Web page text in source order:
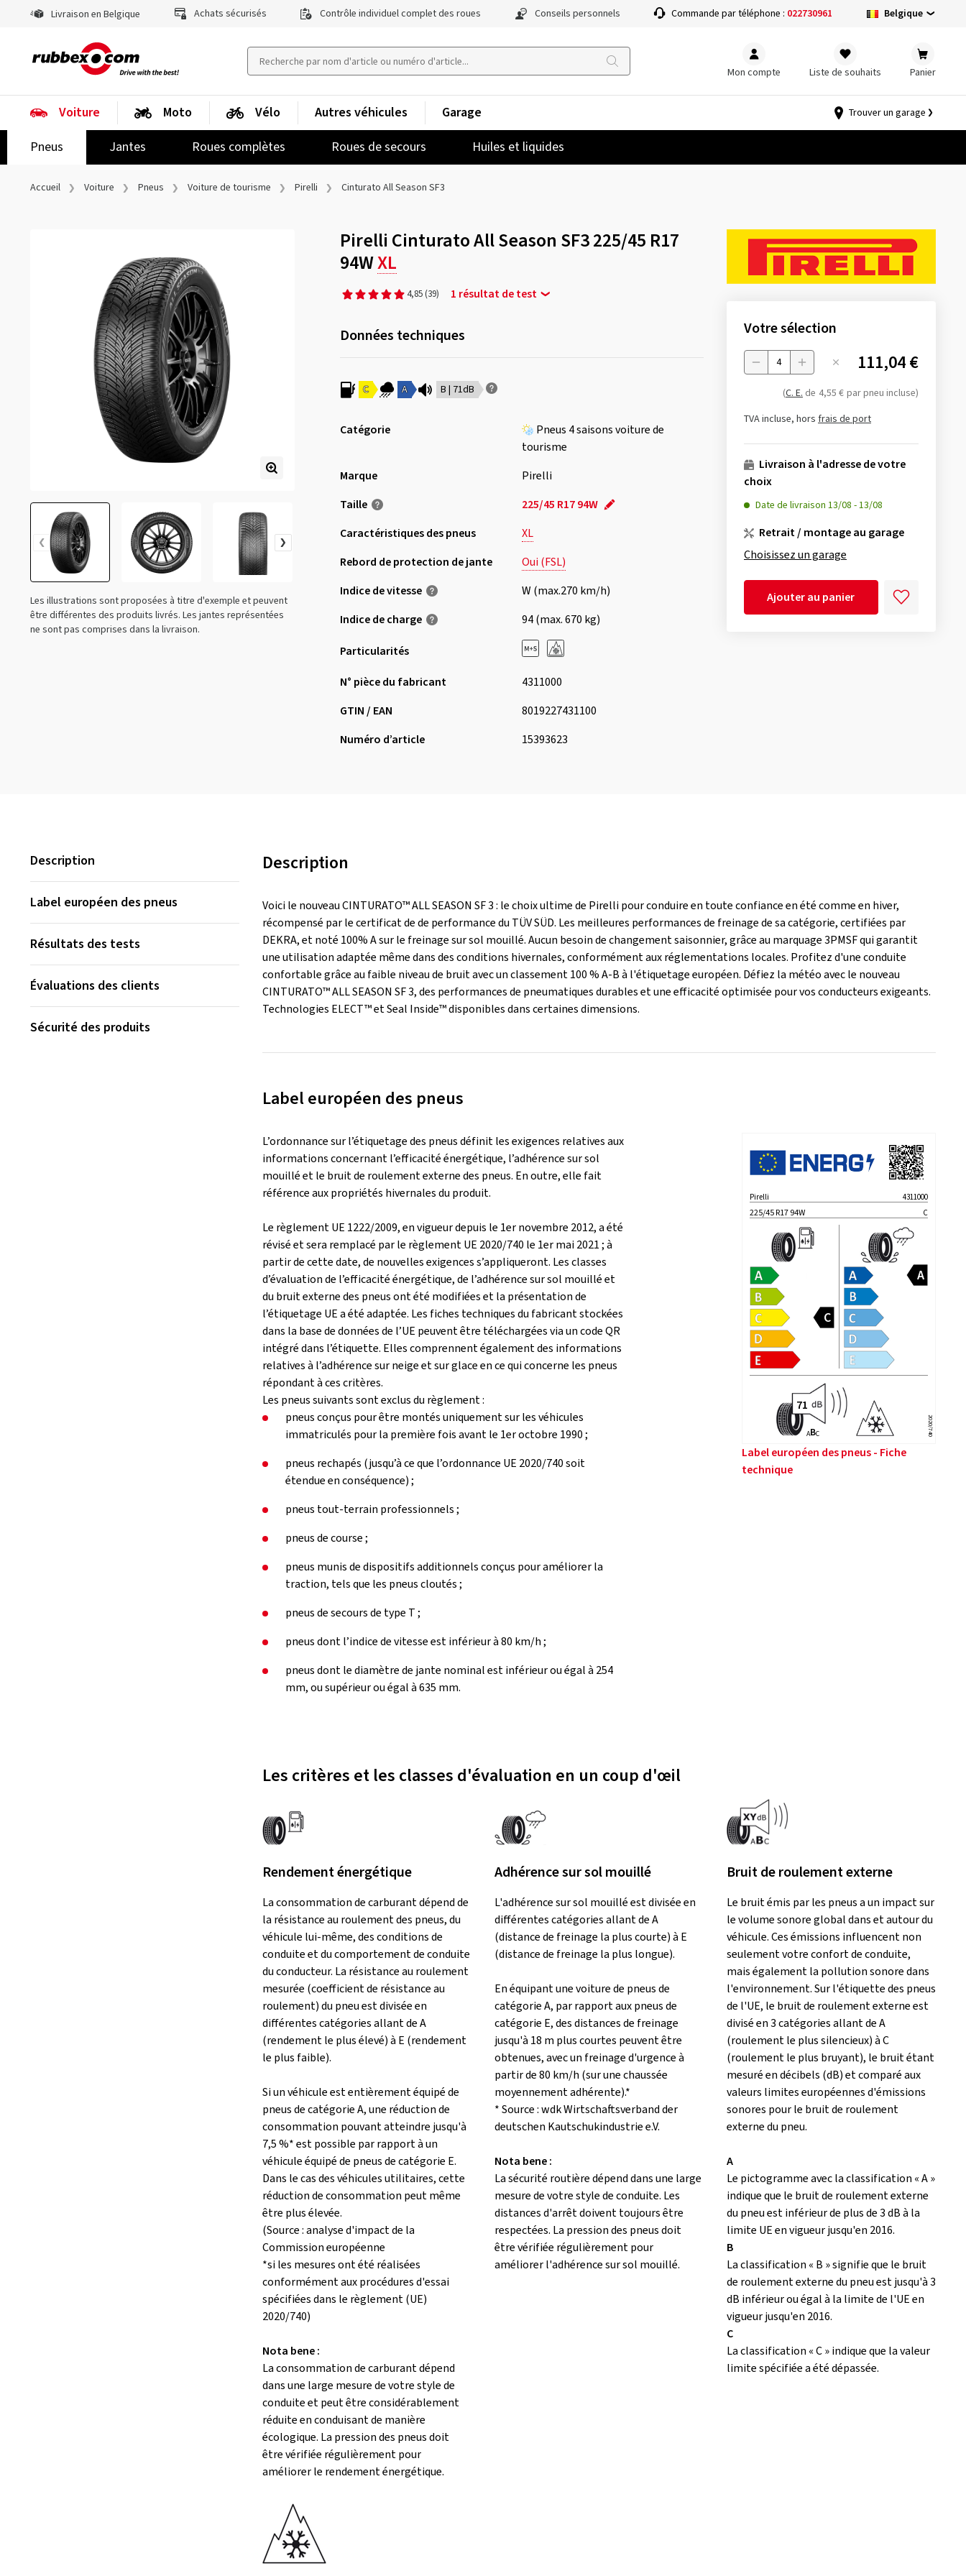
Livraison en Belgique Achats sécurisés Contrôle individuel complet des roues Conseils personnels Commande par téléphone : 022730961 Belgique
Mon compte Liste de souhaits Panier
Voiture
Pneus
Jantes Roues complètes Roues de secours Huiles et liquides
Moto Vélo Autres véhicules Garage Trouver un garage
Accueil Voiture Pneus Voiture de tourisme Pirelli Cinturato All Season SF3
Les illustrations sont proposées à titre d'exemple et peuvent
être différentes des produits livrés. Les jantes représentées
ne sont pas comprises dans la livraison.
Pirelli Cinturato All Season SF3 225/45 R17
94WXL
4,85 (39) 1 résultat de test
Données techniques
C A B | 71dB
Catégorie
Pneus 4 saisons voiture de
tourisme
Marque
Pirelli
Taille
225/45 R17 94W
Caractéristiques des pneus
XL
Rebord de protection de jante
Oui (FSL)
Indice de vitesse
W (max.270 km/h)
Indice de charge
94 (max. 670 kg)
Particularités
N° pièce du fabricant
4311000
GTIN / EAN
8019227431100
Numéro d’article
15393623
Votre sélection
Menge 111,04 €
(C. E.de 4,55 € par pneu incluse)
TVA incluse, hors frais de port
Livraison à l'adresse de votre
choix
Date de livraison 13/08 -13/08
Retrait / montage au garage
Choisissez un garage
Ajouter au panier
Description
Label européen des pneus
Résultats des tests
Évaluations des clients
Sécurité des produits
Description
Voici le nouveau CINTURATO™ ALL SEASON SF 3 : le choix ultime de Pirelli pour conduire en toute confiance en été comme en hiver,
récompensé par le certificat de de performance du TÜV SÜD. Les meilleures performances de freinage de sa catégorie, certifiées par
DEKRA, et noté 100% A sur le freinage sur sol mouillé. Aucun besoin de changement saisonnier, grâce au marquage 3PMSF qui garantit
une utilisation adaptée même dans des conditions hivernales, conformément aux réglementations locales. Profitez d'une conduite
confortable grâce au faible niveau de bruit avec un classement 100 % A-B à l'étiquetage européen. Défiez la météo avec le nouveau
CINTURATO™ ALL SEASON SF 3, des performances de pneumatiques durables et une efficacité optimisée pour vos conducteurs exigeants.
Technologies ELECT™ et Seal Inside™ disponibles dans certaines dimensions.
Label européen des pneus
L’ordonnance sur l’étiquetage des pneus définit les exigences relatives aux
informations concernant l’efficacité énergétique, l’adhérence sur sol
mouillé et le bruit de roulement externe des pneus. En outre, elle fait
référence aux propriétés hivernales du produit.
Le règlement UE 1222/2009, en vigueur depuis le 1er novembre 2012, a été
révisé et sera remplacé par le règlement UE 2020/740 le 1er mai 2021 ; à
partir de cette date, de nouvelles exigences s’appliqueront. Les classes
d’évaluation de l’efficacité énergétique, de l’adhérence sur sol mouillé et
du bruit externe des pneus ont été modifiées et la présentation de
l’étiquetage UE a été adaptée. Les fiches techniques du fabricant stockées
dans la base de données de l’UE peuvent être téléchargées via un code QR
intégré dans l’étiquette. Elles comprennent également des informations
relatives à l’adhérence sur neige et sur glace en ce qui concerne les pneus
répondant à ces critères.
Les pneus suivants sont exclus du règlement :
pneus conçus pour être montés uniquement sur les véhicules
immatriculés pour la première fois avant le 1er octobre 1990 ;
pneus rechapés (jusqu’à ce que l’ordonnance UE 2020/740 soit
étendue en conséquence) ;
pneus tout-terrain professionnels ;
pneus de course ;
pneus munis de dispositifs additionnels conçus pour améliorer la
traction, tels que les pneus cloutés ;
pneus de secours de type T ;
pneus dont l’indice de vitesse est inférieur à 80 km/h ;
pneus dont le diamètre de jante nominal est inférieur ou égal à 254
mm, ou supérieur ou égal à 635 mm.
Pirelli 4311000
225/45 R17 94W C
ABC 2020/740
Label européen des pneus - Fiche
technique
Les critères et les classes d'évaluation en un coup d'œil
Rendement énergétique
La consommation de carburant dépend de
la résistance au roulement des pneus, du
véhicule lui-même, des conditions de
conduite et du comportement de conduite
du conducteur. La résistance au roulement
mesurée (coefficient de résistance au
roulement) du pneu est divisée en
différentes catégories allant de A
(rendement le plus élevé) à E (rendement
le plus faible).
Si un véhicule est entièrement équipé de
pneus de catégorie A, une réduction de
consommation pouvant atteindre jusqu'à
7,5 %* est possible par rapport à un
véhicule équipé de pneus de catégorie E.
Dans le cas des véhicules utilitaires, cette
réduction de consommation peut même
être plus élevée.
(Source : analyse d'impact de la
Commission européenne
*si les mesures ont été réalisées
conformément aux procédures d'essai
spécifiées dans le règlement (UE)
2020/740)
Nota bene :
La consommation de carburant dépend
dans une large mesure de votre style de
conduite et peut être considérablement
réduite en conduisant de manière
écologique. La pression des pneus doit
être vérifiée régulièrement pour
améliorer le rendement énergétique.
Adhérence sur sol mouillé
L'adhérence sur sol mouillé est divisée en
différentes catégories allant de A
(distance de freinage la plus courte) à E
(distance de freinage la plus longue).
En équipant une voiture de pneus de
catégorie A, par rapport aux pneus de
catégorie E, des distances de freinage
jusqu'à 18 m plus courtes peuvent être
obtenues, avec un freinage d'urgence à
partir de 80 km/h (sur une chaussée
moyennement adhérente).*
* Source : wdk Wirtschaftsverband der
deutschen Kautschukindustrie e.V.
Nota bene :
La sécurité routière dépend dans une large
mesure de votre style de conduite. Les
distances d'arrêt doivent toujours être
respectées. La pression des pneus doit
être vérifiée régulièrement pour
améliorer l'adhérence sur sol mouillé.
Bruit de roulement externe
Le bruit émis par les pneus a un impact sur
le volume sonore global dans et autour du
véhicule. Ces émissions influencent non
seulement votre confort de conduite,
mais également la pollution sonore dans
l'environnement. Sur l'étiquette des pneus
de l'UE, le bruit de roulement externe est
divisé en 3 catégories allant de A
(roulement le plus silencieux) à C
(roulement le plus bruyant), le bruit étant
mesuré en décibels (dB) et comparé aux
valeurs limites européennes d'émissions
sonores pour le bruit de roulement
externe du pneu.
A
Le pictogramme avec la classification « A »
indique que le bruit de roulement externe
du pneu est inférieur de plus de 3 dB à la
limite UE en vigueur jusqu'en 2016.
B
La classification « B » signifie que le bruit
de roulement externe du pneu est jusqu'à 3
dB inférieur ou égal à la limite de l'UE en
vigueur jusqu'en 2016.
C
La classification « C » indique que la valeur
limite spécifiée a été dépassée.